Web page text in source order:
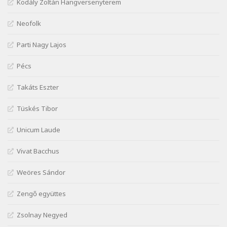
Szélkiáltó
József Attila: Mióta elmentél
József Attila: Ne bántsda gyönge nőt
Szélkiáltó
Szélkiáltó
József Attila: Szerelmesvers
József Attila: Tószunnyadó
Szélkiáltó
József Attila: Virágos
Szélkiáltó
Kodály Zoltán Hangversenyterem
Neofolk
Parti Nagy Lajos
Pécs
Takáts Eszter
Tüskés Tibor
Unicum Laude
Vivat Bacchus
Weöres Sándor
Zengő együttes
Zsolnay Negyed